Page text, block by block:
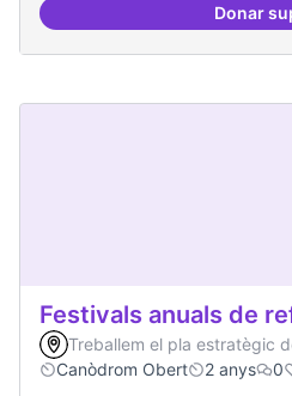
Donar
Festivals anuals de
Treballem el pla estratègic
Canòdrom Obert
2 anys 0